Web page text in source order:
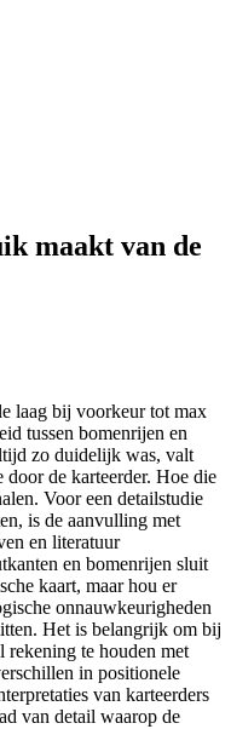
maakt van de
laag bij voorkeur tot max
tussen bomenrijen en
zo duidelijk was, valt
de karteerder. Hoe die
Voor een detailstudie
is de aanvulling met
en literatuur
en bomenrijen sluit
kaart, maar hou er
onnauwkeurigheden
Het is belangrijk om bij
rekening te houden met
in positionele
van karteerders
van detail waarop de